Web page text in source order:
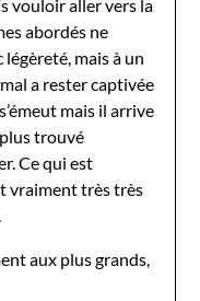
vouloir aller vers la
abordés ne
mais à un
a rester captivée
mais il arrive
trouvé
Ce qui est
vraiment très très
aux plus grands,